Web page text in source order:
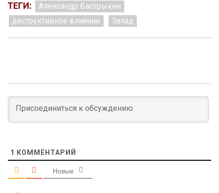
ТЕГИ:
Александр Бастрыкин
деструктивное влияние
Запад
1 КОММЕНТАРИЙ
Новые